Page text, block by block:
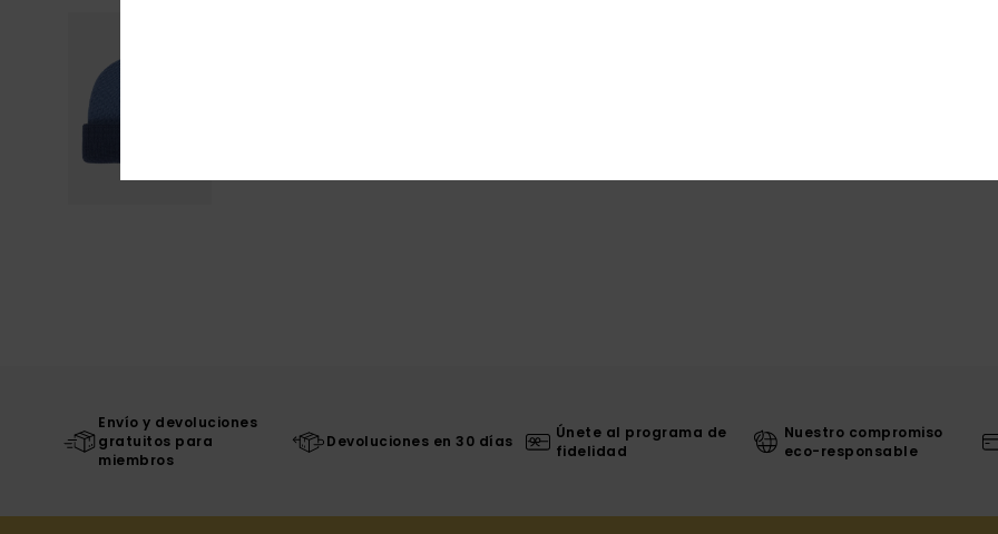
Envío y devoluciones
gratuitos para
miembros
Devoluciones en 30 días
Únete al programa de
fidelidad
Nuestro compromiso
eco-responsable